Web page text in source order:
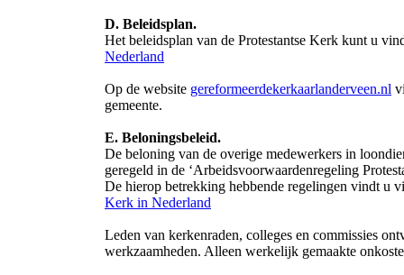
D. Beleidsplan.
Het beleidsplan van de Protestantse Kerk kunt u
Nederland
Op de website gereformeerdekerkaarlanderveen.nl
gemeente.
E. Beloningsbeleid.
De beloning van de overige medewerkers in
geregeld in de ‘Arbeidsvoorwaardenregeling
De hierop betrekking hebbende regelingen vindt u
Kerk in Nederland
Leden van kerkenraden, colleges en commissies
werkzaamheden. Alleen werkelijk gemaakte